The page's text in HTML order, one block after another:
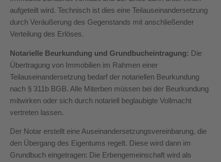
aufgeteilt wird. Technisch ist dies eine Teilauseinandersetzung
durch Veräußerung des Gegenstands mit anschließender
Verteilung des Erlöses.
Notarielle Beurkundung und Grundbucheintragung: Die
Übertragung von Immobilien im Rahmen einer
Teilauseinandersetzung bedarf der notariellen Beurkundung
nach § 311b BGB. Alle Miterben müssen bei der Beurkundung
mitwirken oder sich durch notariell beglaubigte Vollmacht
vertreten lassen.
Der Notar erstellt eine Auseinandersetzungsvereinbarung, die
den Übergang des Eigentums regelt. Diese wird dann im
Grundbuch eingetragen: Die Erbengemeinschaft wird als